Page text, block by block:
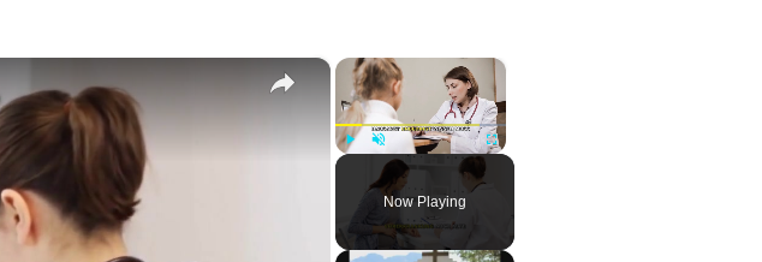
×
Unmute Fullscreen
Now Playing
×